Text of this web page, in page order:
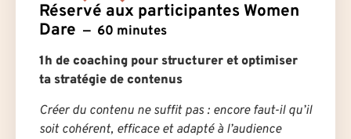
Réservé aux participantes Women
Dare
60 minutes
1h de coaching pour structurer et optimiser
ta stratégie de contenus
Créer du contenu ne suffit pas : encore faut-il qu’il
soit cohérent, efficace et adapté à l’audience